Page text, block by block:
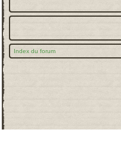
Index du forum